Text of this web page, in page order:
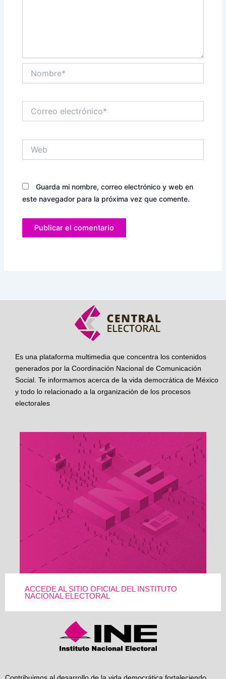
electrónico*
Guarda mi nombre, correo electrónico y web en
este navegador para la próxima vez que comente.
Es una plataforma multimedia que concentra los contenidos
generados por la Coordinación Nacional de Comunicación
Social. Te informamos acerca de la vida democrática de México
y todo lo relacionado a la organización de los procesos
electorales
ACCEDE AL SITIO OFICIAL DEL INSTITUTO
NACIONAL ELECTORAL